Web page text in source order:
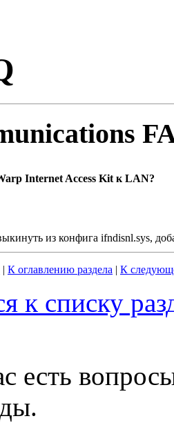
Internet Access Kit к LAN?
из конфига ifndisnl.sys,
| К оглавлению раздела | К
к списку
есть